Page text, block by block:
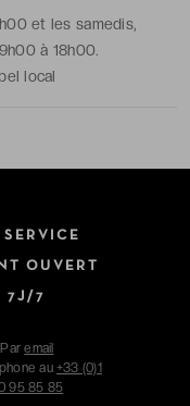
et les samedis,
à 18h00.
local
SERVICE
OUVERT
7J/7
Paremail
au +33 (0)1
95 85 85